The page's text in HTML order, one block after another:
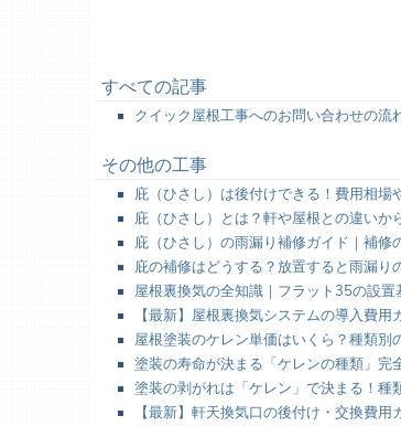
すべての記事
クイック屋根工事へのお問い合わせの流
その他の工事
庇（ひさし）は後付けできる！費用相
庇（ひさし）とは？軒や屋根との違い
庇（ひさし）の雨漏り補修ガイド｜補
庇の補修はどうする？放置すると雨漏
屋根裏換気の全知識｜フラット35の設
【最新】屋根裏換気システムの導入費
屋根塗装のケレン単価はいくら？種類
塗装の寿命が決まる「ケレンの種類」
塗装の剥がれは「ケレン」で決まる！種
【最新】軒天換気口の後付け・交換費